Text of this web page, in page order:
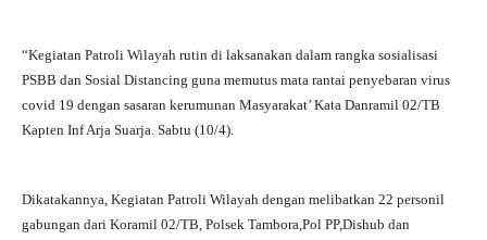
“Kegiatan Patroli Wilayah rutin di laksanakan dalam rangka sosialisasi
PSBB dan Sosial Distancing guna memutus mata rantai penyebaran virus
covid 19 dengan sasaran kerumunan Masyarakat’ Kata Danramil 02/TB
Kapten Inf Arja Suarja. Sabtu (10/4).
Dikatakannya, Kegiatan Patroli Wilayah dengan melibatkan 22 personil
gabungan dari Koramil 02/TB, Polsek Tambora,Pol PP,Dishub dan